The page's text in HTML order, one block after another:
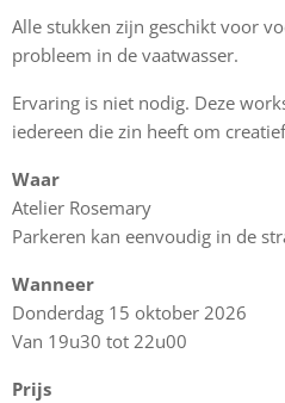
Alle stukken zijn geschikt voor
probleem in de vaatwasser.
Ervaring is niet nodig. Deze
iedereen die zin heeft om
Waar
Atelier Rosemary
Parkeren kan eenvoudig in de
Wanneer
Donderdag 15 oktober 2026
Van 19u30 tot 22u00
Prijs